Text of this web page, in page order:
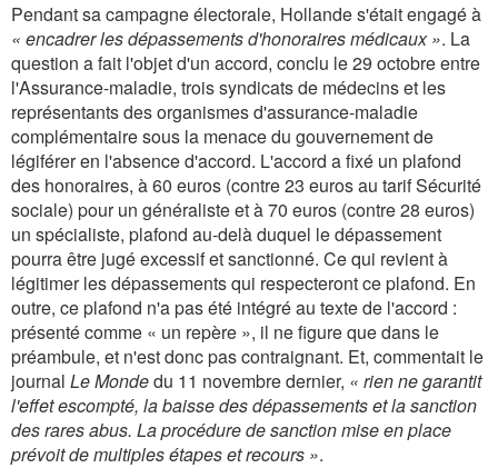
Pendant sa campagne électorale, Hollande s'était engagé à
« encadrer les dépassements d'honoraires médicaux ». La
question a fait l'objet d'un accord, conclu le 29 octobre entre
l'Assurance-maladie, trois syndicats de médecins et les
représentants des organismes d'assurance-maladie
complémentaire sous la menace du gouvernement de
légiférer en l'absence d'accord. L'accord a fixé un plafond
des honoraires, à 60 euros (contre 23 euros au tarif Sécurité
sociale) pour un généraliste et à 70 euros (contre 28 euros)
un spécialiste, plafond au-delà duquel le dépassement
pourra être jugé excessif et sanctionné. Ce qui revient à
légitimer les dépassements qui respecteront ce plafond. En
outre, ce plafond n'a pas été intégré au texte de l'accord :
présenté comme « un repère », il ne figure que dans le
préambule, et n'est donc pas contraignant. Et, commentait le
journal Le Mondedu 11 novembre dernier, « rien ne garantit
l'effet escompté, la baisse des dépassements et la sanction
des rares abus. La procédure de sanction mise en place
prévoit de multiples étapes et recours ».